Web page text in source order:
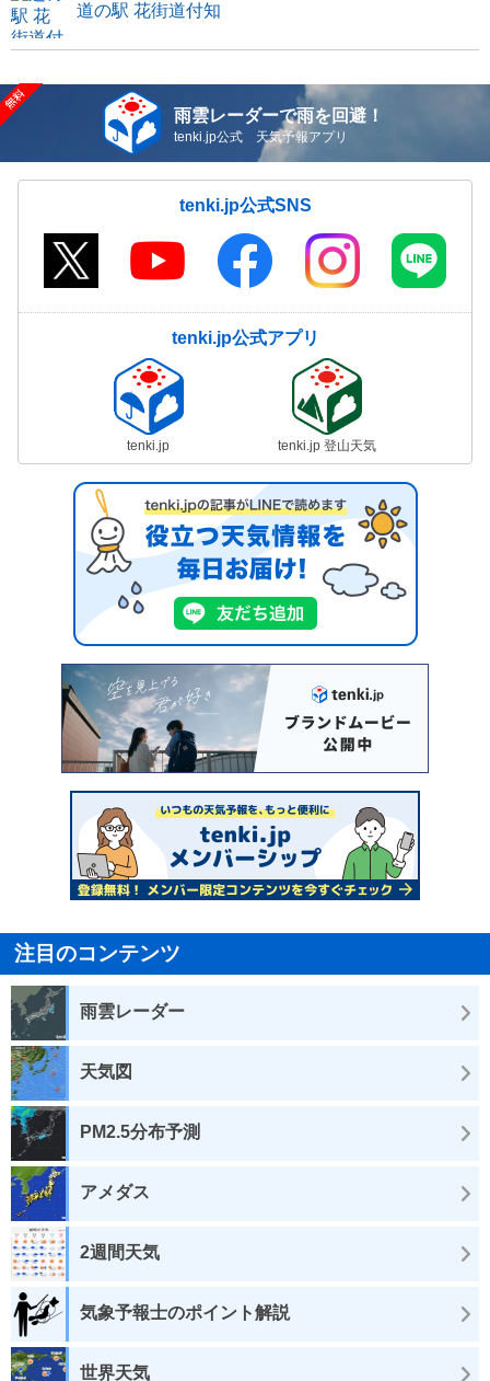
道の駅 花街道付知
雨雲レーダーで雨を回避！
tenki.jp公式 天気予報アプリ
tenki.jp公式SNS
tenki.jp公式アプリ
tenki.jp tenki.jp 登山天気
注目のコンテンツ
雨雲レーダー
天気図
PM2.5分布予測
アメダス
2週間天気
気象予報士のポイント解説
世界天気